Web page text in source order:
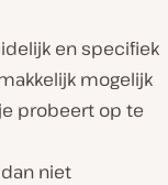
en specifiek
mogelijk
probeert op te
niet